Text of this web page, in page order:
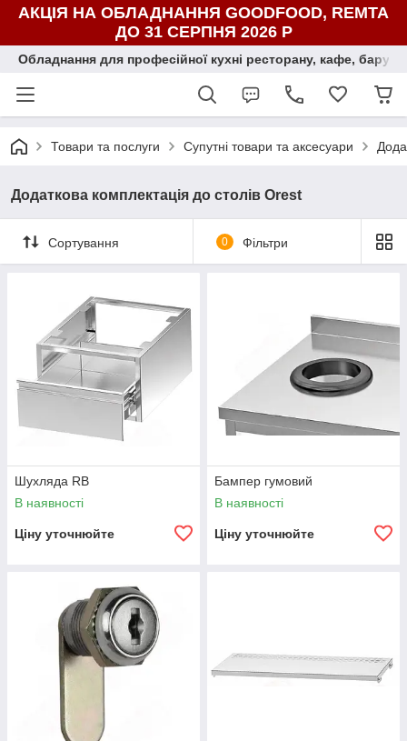
АКЦІЯ НА ОБЛАДНАННЯ GOODFOOD, REMTA
ДО 31 СЕРПНЯ 2026 Р
Обладнання для професійної кухні ресторану, кафе, бару,
Товари та послуги Супутні товари та аксесуари
Додаткова комплектація до столів Orest
Сортування 0 Фільтри
Шухляда RB
В наявності
Ціну уточнюйте
Бампер гумовий
В наявності
Ціну уточнюйте